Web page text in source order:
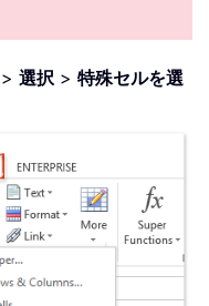
> 選択 > 特殊セルを選